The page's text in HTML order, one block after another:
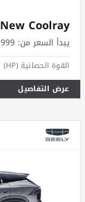
New Coolray
يبدأ السعر من:
القوة الحصانية (HP)
عرض التفاصيل